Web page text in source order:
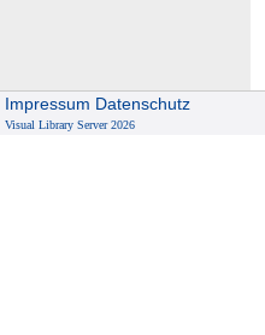
Impressum Datenschutz
Visual Library Server 2026